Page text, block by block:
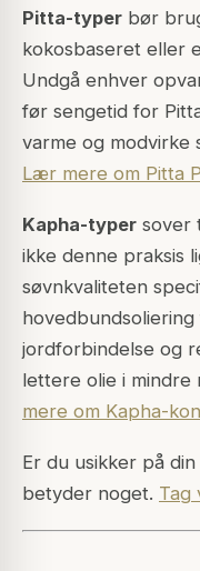
Pitta-typer bør
kokosbaseret eller
Undgå enhver
før sengetid for
varme og modvirke
Lær mere om Pitta
Kapha-typer sover
ikke denne praksis
søvnkvaliteten
jordforbindelse og
lettere olie i
mere om Kapha-
Er du usikker på
betyder noget. Tag